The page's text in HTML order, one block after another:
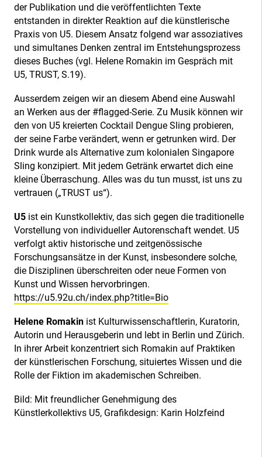
der Publikation und die veröffentlichten Texte
entstanden in direkter Reaktion auf die künstlerische
Praxis von U5. Diesem Ansatz folgend war assoziatives
und simultanes Denken zentral im Entstehungsprozess
dieses Buches (vgl. Helene Romakin im Gespräch mit
U5, TRUST, S.19).
Ausserdem zeigen wir an diesem Abend eine Auswahl
an Werken aus der #flagged-Serie. Zu Musik können wir
den von U5 kreierten Cocktail Dengue Sling probieren,
der seine Farbe verändert, wenn er getrunken wird. Der
Drink wurde als Alternative zum kolonialen Singapore
Sling konzipiert. Mit jedem Getränk erwartet dich eine
kleine Überraschung. Alles was du tun musst, ist uns zu
vertrauen („TRUST us“).
U5 ist ein Kunstkollektiv, das sich gegen die traditionelle
Vorstellung von individueller Autorenschaft wendet. U5
verfolgt aktiv historische und zeitgenössische
Forschungsansätze in der Kunst, insbesondere solche,
die Disziplinen überschreiten oder neue Formen von
Kunst und Wissen hervorbringen.
https://u5.92u.ch/index.php?title=Bio
Helene Romakin ist Kulturwissenschaftlerin, Kuratorin,
Autorin und Herausgeberin und lebt in Berlin und Zürich.
In ihrer Arbeit konzentriert sich Romakin auf Praktiken
der künstlerischen Forschung, situiertes Wissen und die
Rolle der Fiktion im akademischen Schreiben.
Bild: Mit freundlicher Genehmigung des
Künstlerkollektivs U5, Grafikdesign: Karin Holzfeind